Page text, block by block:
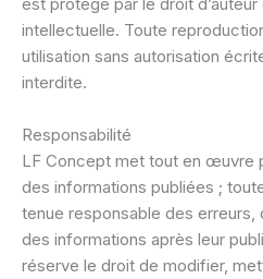
intellectuelle. Toute
utilisation sans autorisation
interdite.
Responsabilité
LF Concept met tout en œuvre
des informations publiées ;
tenue responsable des
des informations après leur
réserve le droit de modifier,